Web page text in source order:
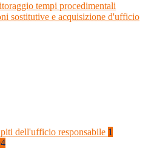
tempi procedimentali
sostitutive e acquisizione d'ufficio
dell'ufficio responsabile 1